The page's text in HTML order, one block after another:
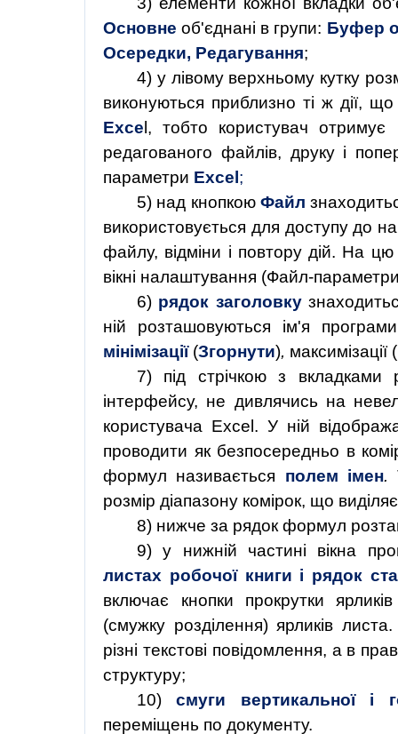
Основне об'єднані в групи: Буфер
Осередки, Редагування;
4) у лівому верхньому кутку
виконуються приблизно ті ж дії,
Excel, тобто користувач отримує
редагованого файлів, друку і
параметри Excel;
5) над кнопкою Файл
використовується для доступу до
файлу, відміни і повтору дій. На
вікні налаштування (Файл-
6) рядок заголовку
ній розташовуються ім'я
мінімізації (Згорнути), максимізації (
7) під стрічкою з
інтерфейсу, не дивлячись на
користувача Excel. У ній
проводити як безпосередньо в
формул називається полем імен.
розмір діапазону комірок, що
8) нижче за рядок формул
9)у нижній частині вікна
листах робочої книги і рядок
включає кнопки прокрутки
(смужку розділення) ярликів
різні текстові повідомлення, а в
структуру;
10)смуги вертикальної і
переміщень по документу.